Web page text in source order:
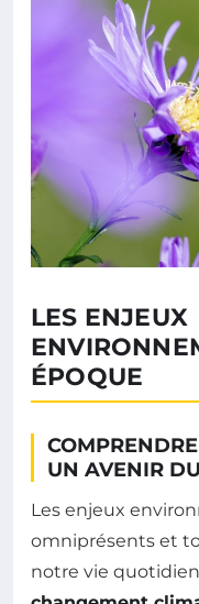
LES ENJEUX
ÉPOQUE
UN AVENIR
Les enjeux
omniprésents et
notre vie